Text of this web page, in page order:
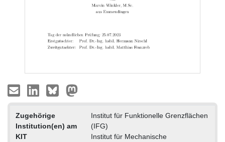
Zugehörige
Institution(en) am
KIT
Institut für Funktionelle Grenzflächen
(IFG)
Institut für Mechanische